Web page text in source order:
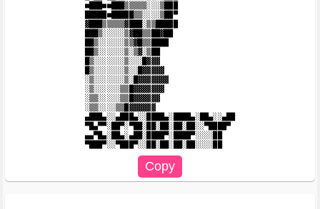
■███■■███▒▒▒▒▒░░░▒███
█████■█████▒▒░░░░▒██▀
▓███▒▒▒▒▒▓███░▒▒█████
███▒░░░░░▒▓██▒▒██▓██
██▒░░░░░░▒▒▓█▒▒████
██▒░░░░░░▒░▒▓░▒██
█▒░░░░░░░▒░░░█▓▓▓
█▒░░░░░░░▒░░█▓▓▓▓▓
░▒░░░░░░░▒░█▓▓▓▓▓▓▓
░▒░░░░░░▒▒█▓▓▓▓▓▓▓
░▒▒░░░░░▒▒█▓▓▓▓▓▓
░▒▒░░░░▒▒█▓▓▓▓▓▓
▄███▄░░▄███▄░░████▄░████▄░██▄░░▄██
▀█▄▀▀░██▀░▀██░██░██░██░██░░▀████▀
▄▄▀█▄░██▄░▄██░████▀░████▀░░░░██